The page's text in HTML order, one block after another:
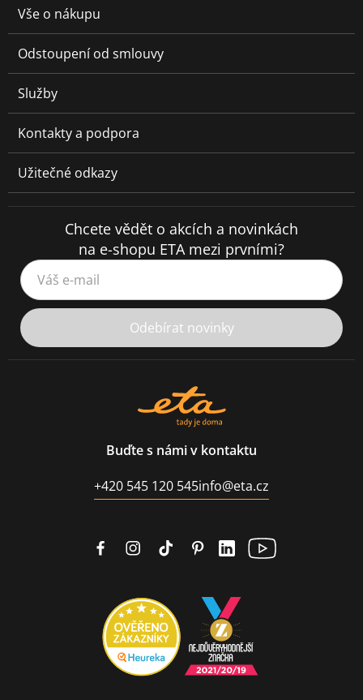
Vše o nákupu
Odstoupení od smlouvy
Služby
Kontakty a podpora
Užitečné odkazy
Chcete vědět o akcích a novinkách
na e-shopu ETA mezi prvními?
Váš e-mail
Odebírat novinky
Buďte s námi v kontaktu
+420 545 120 545info@eta.cz